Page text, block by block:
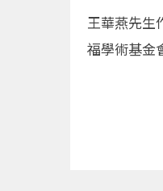
王華燕先生
福學術基金